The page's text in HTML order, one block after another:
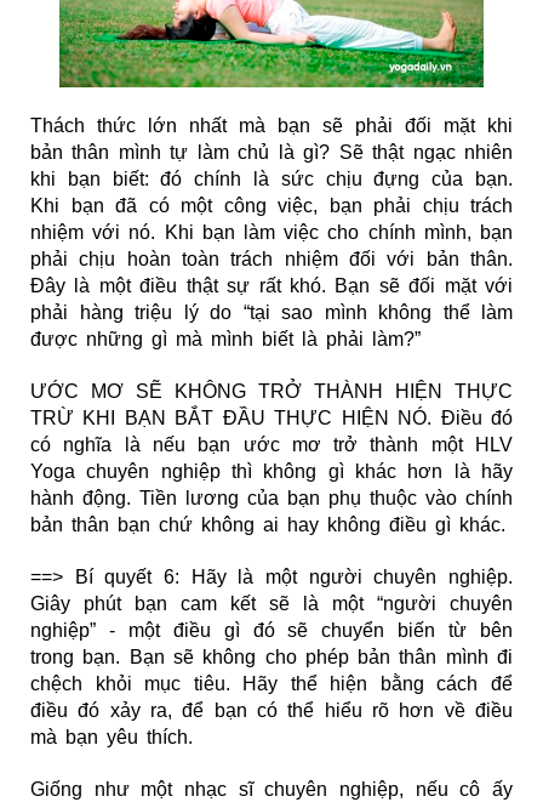
Thách thức lớn nhất mà bạn sẽ phải đối mặt khi
bản thân mình tự làm chủ là gì? Sẽ thật ngạc nhiên
khi bạn biết: đó chính là sức chịu đựng của bạn.
Khi bạn đã có một công việc, bạn phải chịu trách
nhiệm với nó. Khi bạn làm việc cho chính mình, bạn
phải chịu hoàn toàn trách nhiệm đối với bản thân.
Đây là một điều thật sự rất khó. Bạn sẽ đối mặt với
phải hàng triệu lý do “tại sao mình không thể làm
được những gì mà mình biết là phải làm?”
ƯỚC MƠ SẼ KHÔNG TRỞ THÀNH HIỆN THỰC
TRỪ KHI BẠN BẮT ĐẦU THỰC HIỆN NÓ. Điều đó
có nghĩa là nếu bạn ước mơ trở thành một HLV
Yoga chuyên nghiệp thì không gì khác hơn là hãy
hành động. Tiền lương của bạn phụ thuộc vào chính
bản thân bạn chứ không ai hay không điều gì khác.
==> Bí quyết 6: Hãy là một người chuyên nghiệp.
Giây phút bạn cam kết sẽ là một “người chuyên
nghiệp” - một điều gì đó sẽ chuyển biến từ bên
trong bạn. Bạn sẽ không cho phép bản thân mình đi
chệch khỏi mục tiêu. Hãy thể hiện bằng cách để
điều đó xảy ra, để bạn có thể hiểu rõ hơn về điều
mà bạn yêu thích.
Giống như một nhạc sĩ chuyên nghiệp, nếu cô ấy